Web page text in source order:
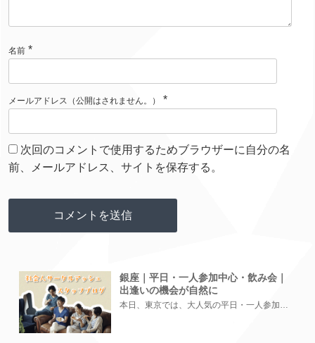
名前 *
メールアドレス（公開はされません。） *
次回のコメントで使用するためブラウザーに自分の名
前、メールアドレス、サイトを保存する。
銀座｜平日・一人参加中心・飲み会｜
出逢いの機会が自然に
本日、東京では、大人気の平日・一人参加中心・飲み会を開催中です♪٩(ˊᗜˋ*)و 総勢20名の方にご参加いただき...